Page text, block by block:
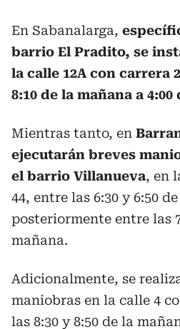
En Sabanalarga,
barrio El Pradito, se
la calle 12A con carrera
8:10 de la mañana a
Mientras tanto, en
ejecutarán breves
el barrio Villanueva, en
44, entre las 6:30 y 6:50
posteriormente entre las
mañana.
Adicionalmente, se
maniobras en la calle 4
las 8:30 y 8:50 de la